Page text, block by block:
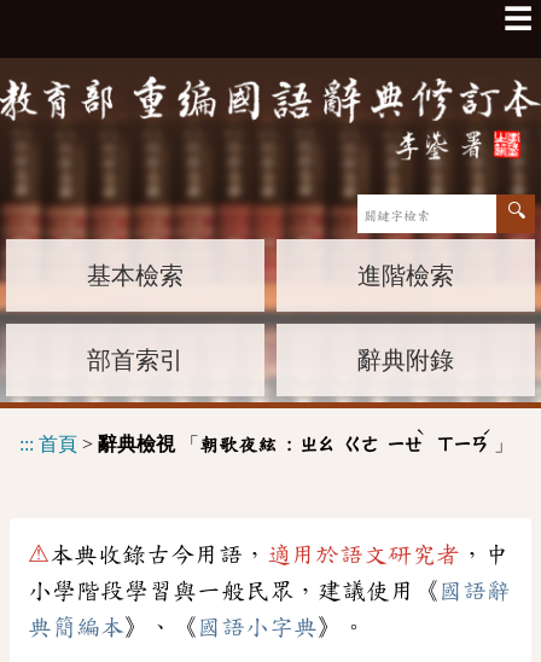
☰
基本檢索 進階檢索
部首索引 辭典附錄
::: 首頁 > 辭典檢視「 朝歌夜絃 : ㄓㄠ ㄍㄜ ㄧㄝ
ˋ
ㄒㄧㄢ
ˊ
」
⚠本典收錄古今用語， 適用於語文研究者 ，中
小學階段學習與一般民眾，建議使用《 國語辭
典簡編本》、《 國語小字典》。